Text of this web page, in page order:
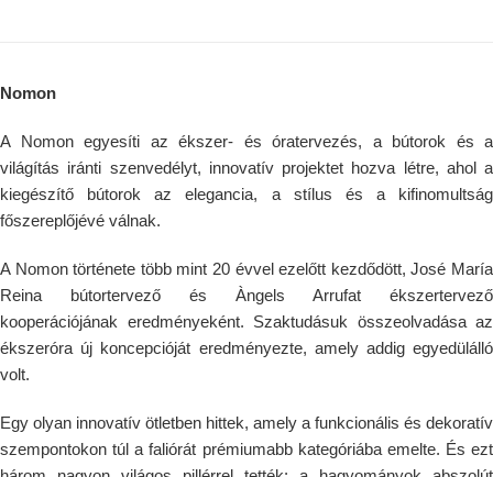
Nomon
A Nomon egyesíti az ékszer- és óratervezés, a bútorok és a
világítás iránti szenvedélyt, innovatív projektet hozva létre, ahol a
kiegészítő bútorok az elegancia, a stílus és a kifinomultság
főszereplőjévé válnak.
A Nomon története több mint 20 évvel ezelőtt kezdődött, José María
Reina bútortervező és Àngels Arrufat ékszertervező
kooperációjának eredményeként. Szaktudásuk összeolvadása az
ékszeróra új koncepcióját eredményezte, amely addig egyedülálló
volt.
Egy olyan innovatív ötletben hittek, amely a funkcionális és dekoratív
szempontokon túl a faliórát prémiumabb kategóriába emelte. És ezt